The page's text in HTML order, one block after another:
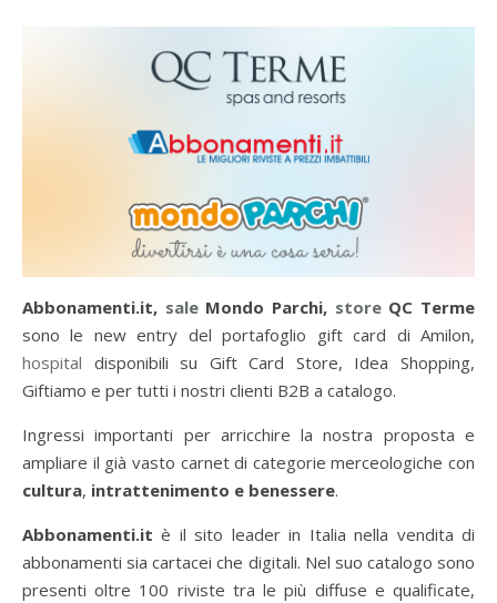
Abbonamenti.it, saleMondo Parchi, storeQC Terme
sono le new entry del portafoglio gift card di Amilon,
hospital disponibili su Gift Card Store, Idea Shopping,
Giftiamo e per tutti i nostri clienti B2B a catalogo.
Ingressi importanti per arricchire la nostra proposta e
ampliare il già vasto carnet di categorie merceologiche con
cultura, intrattenimento e benessere.
Abbonamenti.it è il sito leader in Italia nella vendita di
abbonamenti sia cartacei che digitali. Nel suo catalogo sono
presenti oltre 100 riviste tra le più diffuse e qualificate,